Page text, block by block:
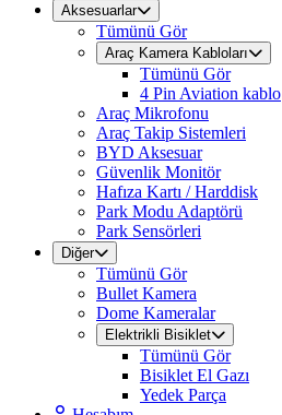
Aksesuarlar
Tümünü Gör
Araç Kamera Kabloları
Tümünü Gör
4 Pin Aviation kablo
Araç Mikrofonu
Araç Takip Sistemleri
BYD Aksesuar
Güvenlik Monitör
Hafıza Kartı / Harddisk
Park Modu Adaptörü
Park Sensörleri
Diğer
Tümünü Gör
Bullet Kamera
Dome Kameralar
Elektrikli Bisiklet
Tümünü Gör
Bisiklet El Gazı
Yedek Parça